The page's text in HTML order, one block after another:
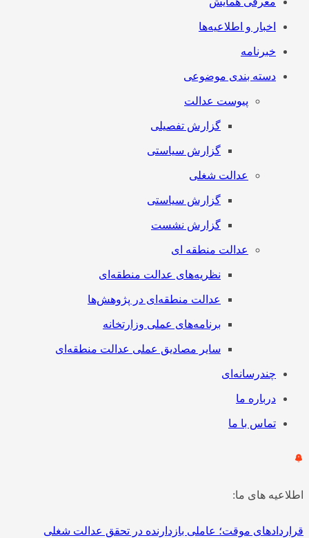
اخبار و اطلاعیه‌ها
خبرنامه
دسته بندی موضوعی
پیوست عدالت
گزارش تفصیلی
گزارش سیاستی
عدالت شغلی
گزارش سیاستی
گزارش نشست
عدالت منطقه ای
نظریه‌های عدالت منطقه‌ای
عدالت منطقه‌ای در پژوهش‌ها
برنامه‌های عملی وزارتخانه
سایر مصادیق عملی عدالت منطقه‌ای
چندرسانه‌ای
درباره ما
تماس با ما
اطلاعیه های ما:
قراردادهای موقت؛ عاملی بازدارنده در تحقق عدالت شغلی